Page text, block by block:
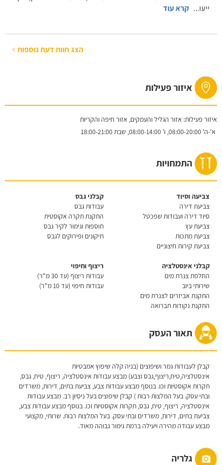
ייעו... קרא עוד
הצג חוות דעת נוספות
איזור פעילות
איזור פעילות: אזור הגליל והעמקים, אזור חיפה והקריות
א'-ה'08:00-20:00, ו'08:00-14:00, שבת18:00-21:00
התמחויות
צביעה וסיוד
צביעת דירה
סיוד דירה ועבודות שפכטל
צביעת עץ
צביעת מתכות
צביעת קירות חיצוניים
קבלני גבס
עבודות גבס
התקנת תקרה אקוסטית
תוספות וגימור לקיר גבס
תיקונים ופירוקים לגבס
קבלני אינסטלציה
החלפת צנרת מים
שירותי ביוב
התקנת אביזרים לצנרת מים
התקנת נקודות תברואה
ריצוף וחיפוי
עבודות ריצוף (עד 30 מ"ר)
עבודות חיפוי (עד 10 מ"ר)
תאור העסק
קבלן לעבודות גמר ושיפוצים (בניה קלה שיפוץ אמבטיות
אינסטלציה,טיח,ריצוף,גבס וצבע) מבצע עבודות אינסטלציה, ריצוף, טיח, גבס,
תקרות אקוסטיות וכו. בנוסף מבצע עבודות צבע, צביעת בתים, דירות, משרדים
ובתי עסק. בעל המלצות רבות ) קבלן שיפוצים בעל ניסיון רב. מבצע עבודות
אינסטלציה, ריצוף, טיח, גבס, תקרות אקוסטיות וכו. בנוסף מבצע עבודות צבע,
צביעת בתים, דירות, משרדים ובתי עסק. בעל המלצות רבות. שרותי, מקצועי
מבצע עבודה מהירה ויעילה ברמת גימור גבוהה מאוד.
גלריה